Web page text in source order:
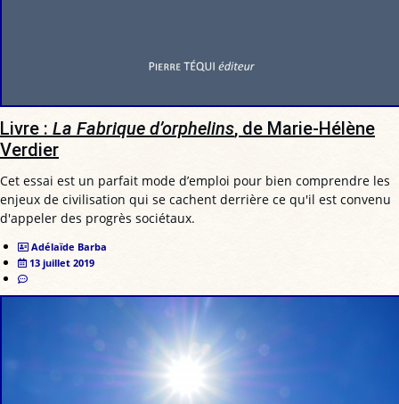
Livre : La Fabrique d’orphelins, de Marie-Hélène
Verdier
Cet essai est un parfait mode d’emploi pour bien comprendre les
enjeux de civilisation qui se cachent derrière ce qu'il est convenu
d'appeler des progrès sociétaux.
Adélaïde Barba
13 juillet 2019